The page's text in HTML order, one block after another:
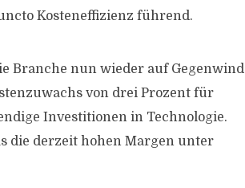
Kosteneffizienz führend.
Branche nun wieder auf Gegenwind
von drei Prozent für
Investitionen in Technologie.
die derzeit hohen Margen unter